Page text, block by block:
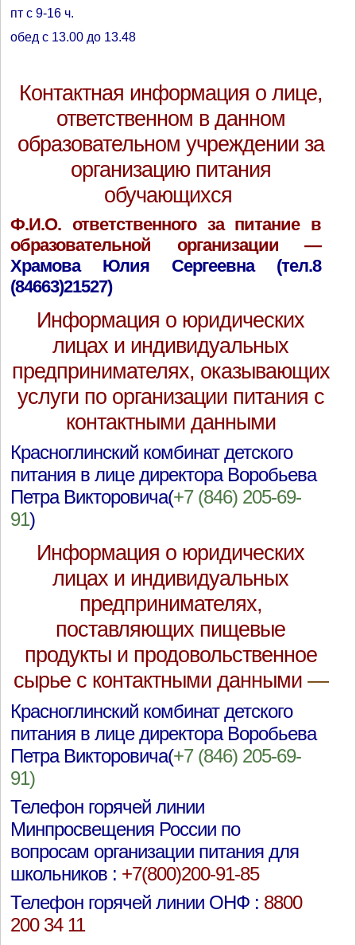
пт с 9-16 ч.
обед с 13.00 до 13.48
Контактная информация о лице,
ответственном в данном
образовательном учреждении за
организацию питания
обучающихся
Ф.И.О. ответственного за питание в
образовательной организации —
Храмова Юлия Сергеевна (тел.8
(84663)21527)
Информация о юридических
лицах и индивидуальных
предпринимателях, оказывающих
услуги по организации питания с
контактными данными
Красноглинский комбинат детского
питания в лице директора Воробьева
Петра Викторовича(+7 (846) 205-69-
91)
Информация о юридических
лицах и индивидуальных
предпринимателях,
поставляющих пищевые
продукты и продовольственное
сырье с контактными данными—
Красноглинский комбинат детского
питания в лице директора Воробьева
Петра Викторовича(+7 (846) 205-69-
91)
Телефон горячей линии
Минпросвещения России по
вопросам организации питания для
школьников : +7(800)200-91-85
Телефон горячей линии ОНФ : 8800
200 34 11